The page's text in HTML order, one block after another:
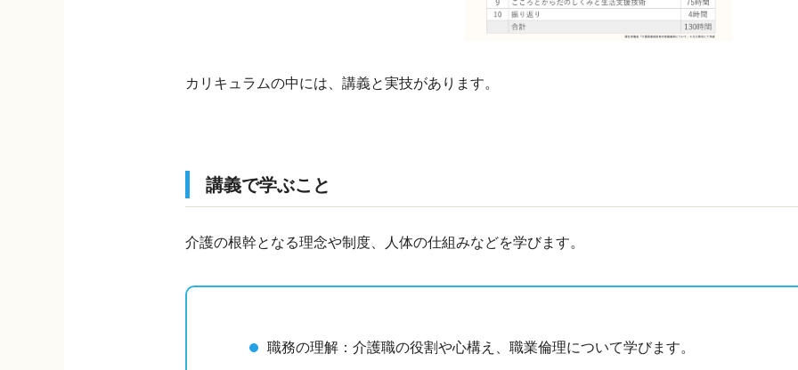
カリキュラムの中には、講義と実技があります。
講義で学ぶこと
介護の根幹となる理念や制度、人体の仕組みなどを学びます。
職務の理解：介護職の役割や心構え、職業倫理について学びます。